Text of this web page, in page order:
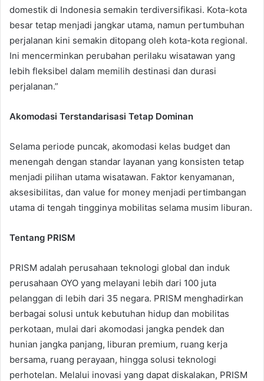
domestik di Indonesia semakin terdiversifikasi. Kota-kota
besar tetap menjadi jangkar utama, namun pertumbuhan
perjalanan kini semakin ditopang oleh kota-kota regional.
Ini mencerminkan perubahan perilaku wisatawan yang
lebih fleksibel dalam memilih destinasi dan durasi
perjalanan.”
Akomodasi Terstandarisasi Tetap Dominan
Selama periode puncak, akomodasi kelas budget dan
menengah dengan standar layanan yang konsisten tetap
menjadi pilihan utama wisatawan. Faktor kenyamanan,
aksesibilitas, dan value for money menjadi pertimbangan
utama di tengah tingginya mobilitas selama musim liburan.
Tentang PRISM
PRISM adalah perusahaan teknologi global dan induk
perusahaan OYO yang melayani lebih dari 100 juta
pelanggan di lebih dari 35 negara. PRISM menghadirkan
berbagai solusi untuk kebutuhan hidup dan mobilitas
perkotaan, mulai dari akomodasi jangka pendek dan
hunian jangka panjang, liburan premium, ruang kerja
bersama, ruang perayaan, hingga solusi teknologi
perhotelan. Melalui inovasi yang dapat diskalakan, PRISM